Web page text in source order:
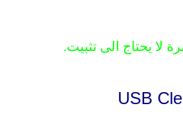
لا يحتاج الى تثبيت.